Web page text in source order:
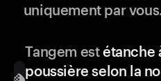
uniquement par
Tangem estétanche
poussière selon la